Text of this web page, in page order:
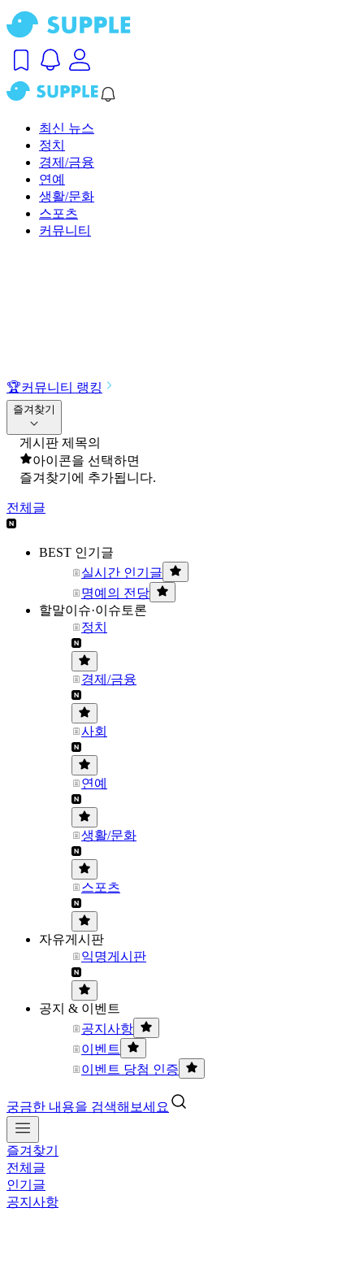
최신 뉴스
정치
경제/금융
연예
생활/문화
스포츠
커뮤니티
🏆커뮤니티 랭킹
즐겨찾기
게시판 제목의
아이콘을 선택하면
즐겨찾기에 추가됩니다.
전체글
BEST 인기글
실시간 인기글
명예의 전당
할말이슈·이슈토론
정치
경제/금융
사회
연예
생활/문화
스포츠
자유게시판
익명게시판
공지 & 이벤트
공지사항
이벤트
이벤트 당첨 인증
궁금한 내용을 검색해보세요
즐겨찾기
전체글
인기글
공지사항